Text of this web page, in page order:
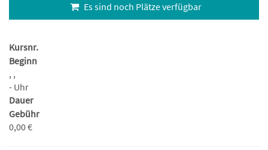
Es sind noch Plätze verfügbar
Kursnr.
Beginn
, ,
- Uhr
Dauer
Gebühr
0,00 €